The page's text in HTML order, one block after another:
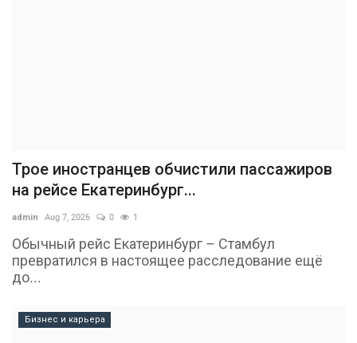
Трое иностранцев обчистили пассажиров
на рейсе Екатеринбург...
admin Aug 7, 2026 0 1
Обычный рейс Екатеринбург – Стамбул
превратился в настоящее расследование ещё
до...
Бизнес и карьера